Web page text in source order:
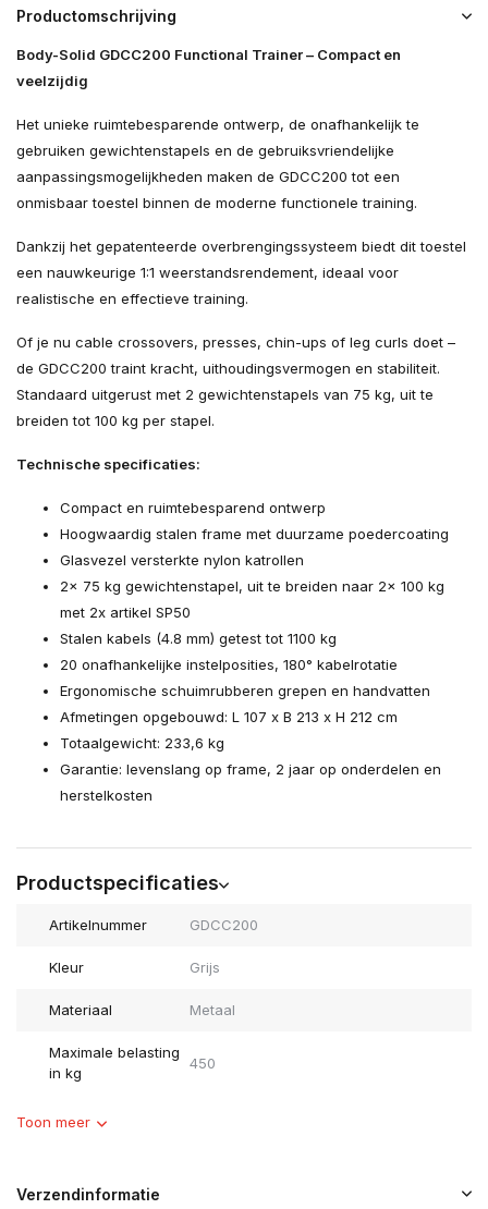
Productomschrijving
Body-Solid GDCC200 Functional Trainer – Compact en
veelzijdig
Het unieke ruimtebesparende ontwerp, de onafhankelijk te
gebruiken gewichtenstapels en de gebruiksvriendelijke
aanpassingsmogelijkheden maken de GDCC200 tot een
onmisbaar toestel binnen de moderne functionele training.
Dankzij het gepatenteerde overbrengingssysteem biedt dit toestel
een nauwkeurige 1:1 weerstandsrendement, ideaal voor
realistische en effectieve training.
Of je nu cable crossovers, presses, chin-ups of leg curls doet –
de GDCC200 traint kracht, uithoudingsvermogen en stabiliteit.
Standaard uitgerust met 2 gewichtenstapels van 75 kg, uit te
breiden tot 100 kg per stapel.
Technische specificaties:
Compact en ruimtebesparend ontwerp
Hoogwaardig stalen frame met duurzame poedercoating
Glasvezel versterkte nylon katrollen
2x 75 kg gewichtenstapel, uit te breiden naar 2x 100 kg
met 2x artikel SP50
Stalen kabels (4.8 mm) getest tot 1100 kg
20 onafhankelijke instelposities, 180° kabelrotatie
Ergonomische schuimrubberen grepen en handvatten
Afmetingen opgebouwd: L 107 x B 213 x H 212 cm
Totaalgewicht: 233,6 kg
Garantie: levenslang op frame, 2 jaar op onderdelen en
herstelkosten
Productspecificaties
Artikelnummer GDCC200
Kleur Grijs
Materiaal Metaal
Maximale belasting
in kg
450
Toon meer
Verzendinformatie